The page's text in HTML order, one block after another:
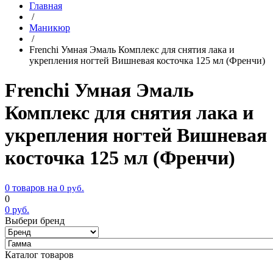
Главная
/
Маникюр
/
Frenchi Умная Эмаль Комплекс для снятия лака и
укрепления ногтей Вишневая косточка 125 мл (Френчи)
Frenchi Умная Эмаль
Комплекс для снятия лака и
укрепления ногтей Вишневая
косточка 125 мл (Френчи)
0 товаров на 0 руб.
0
0 руб.
Выбери бренд
Каталог товаров